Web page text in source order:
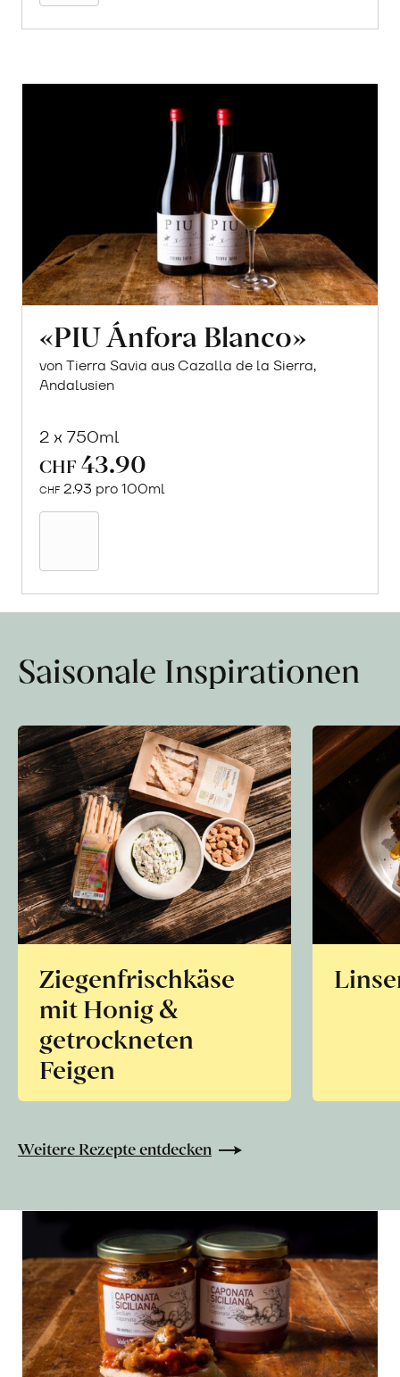
«PIU Ánfora Blanco»
von Tierra Savia aus Cazalla de la Sierra,
Andalusien
2 x 750ml
CHF 43.90
CHF 2.93 pro 100ml
Saisonale Inspirationen
Ziegenfrischkäse
mit Honig &
getrockneten
Feigen
Weitere Rezepte entdecken